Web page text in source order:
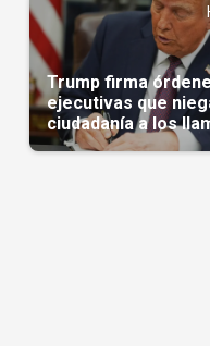
Trump firma
ejecutivas que
ciudadanía a los
'turistas de